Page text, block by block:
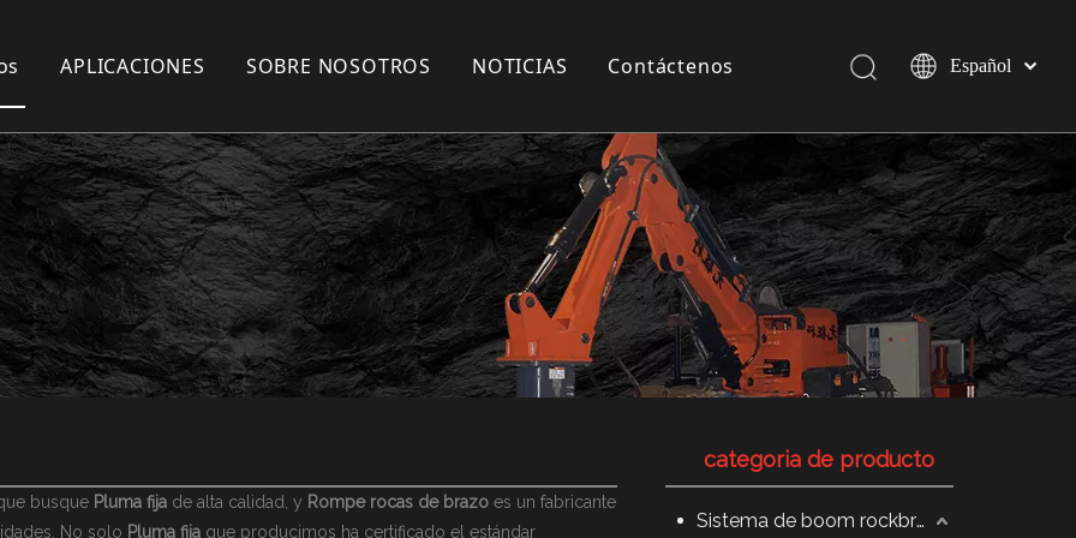
System
System
rocas
rompe rocas
rocas
rocas
rocas estáticos
rocas estáticos
APLICACIONES
Casos de construcción
Nuestro servicio
SOBRE NOSOTROS
Sobre YZH
Fábrica
Certificado
NOTICIAS
Noticias de la compañía
Noticias de la exposición
Noticias de la Industria
Contáctenos
Español
English
que busque Pluma fija de alta calidad, y Rompe rocas de brazo es un fabricante
No solo Pluma fija que producimos ha certificado el estándar
categoria de producto
Sistema de boom rockbreaker